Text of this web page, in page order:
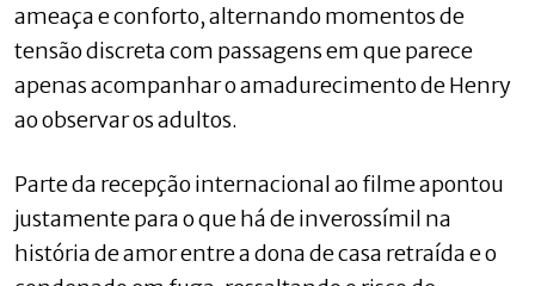
ameaça e conforto, alternando momentos de
tensão discreta com passagens em que parece
apenas acompanhar o amadurecimento de Henry
ao observar os adultos.
Parte da recepção internacional ao filme apontou
justamente para o que há de inverossímil na
história de amor entre a dona de casa retraída e o